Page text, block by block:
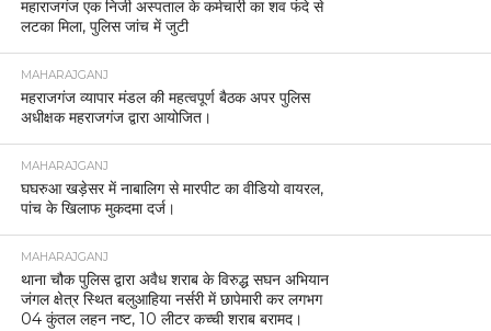
महाराजगंज एक निजी अस्पताल के कर्मचारी का शव फंदे से
लटका मिला, पुलिस जांच में जुटी
MAHARAJGANJ
महराजगंज व्यापार मंडल की महत्वपूर्ण बैठक अपर पुलिस
अधीक्षक महराजगंज द्वारा आयोजित।
MAHARAJGANJ
घघरुआ खड़ेसर में नाबालिग से मारपीट का वीडियो वायरल,
पांच के खिलाफ मुकदमा दर्ज।
MAHARAJGANJ
थाना चौक पुलिस द्वारा अवैध शराब के विरुद्ध सघन अभियान
जंगल क्षेत्र स्थित बलुआहिया नर्सरी में छापेमारी कर लगभग
04 कुंतल लहन नष्ट, 10 लीटर कच्ची शराब बरामद।